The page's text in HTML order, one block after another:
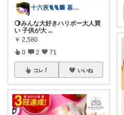
十六夜🐈🐈‍⬛ 暮らしのあれこれ
🌖みんな大好きハリボー大人買
い 子供が大 ...
￥ 2,580
0 2 71
コレ いいね